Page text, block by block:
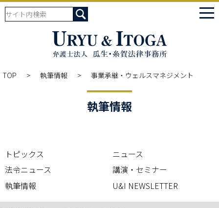
TOP 執筆情報 事業承継・ウェルスマネジメント
執筆情報
トピックス
ニュース
法令ニュース
講演・セミナー
執筆情報
U&I NEWSLETTER